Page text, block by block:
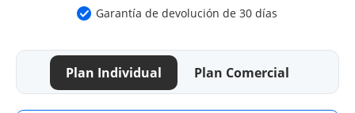
Garantía de devolución de 30 días
Plan Individual Plan Comercial